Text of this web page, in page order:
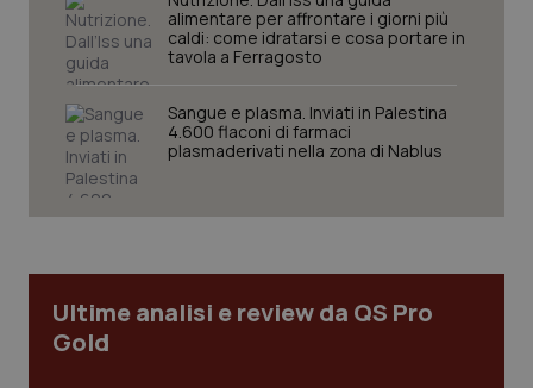
alimentare per affrontare i giorni più
caldi: come idratarsi e cosa portare in
tavola a Ferragosto
Sangue e plasma. Inviati in Palestina
4.600 flaconi di farmaci
plasmaderivati nella zona di Nablus
Ultime analisi e review da QS Pro
Gold
Necessari Statistici Marketing
I cookie necessari contribuiscono a rendere fruibile il
sito web abilitandone funzionalità di base quali la
Nome
Fornitore/Dominio
VISITOR_PRIVACY_METADATA
YouTube